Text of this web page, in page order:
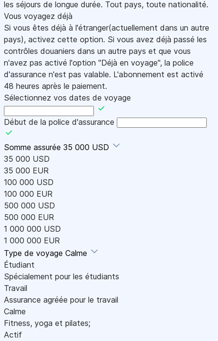
les séjours de longue durée. Tout pays, toute nationalité.
Vous voyagez déjà
Si vous êtes déjà à l'étranger(actuellement dans un autre
pays), activez cette option. Si vous avez déjà passé les
contrôles douaniers dans un autre pays et que vous
n'avez pas activé l'option "Déjà en voyage", la police
d'assurance n'est pas valable. L'abonnement est activé
48 heures après le paiement.
Sélectionnez vos dates de voyage
Début de la police d'assurance
Somme assurée 35 000 USD
35 000 USD
35 000 EUR
100 000 USD
100 000 EUR
500 000 USD
500 000 EUR
1 000 000 USD
1 000 000 EUR
Type de voyage Calme
Étudiant
Spécialement pour les étudiants
Travail
Assurance agréée pour le travail
Calme
Fitness, yoga et pilates;
Actif